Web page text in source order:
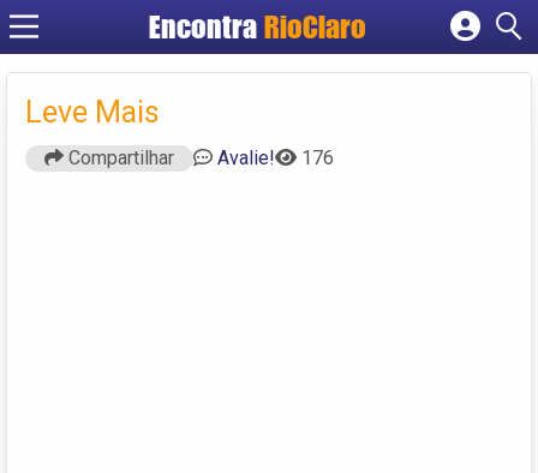
Encontra RioClaro
Cadastrar empresa
Leve Mais
Compartilhar Avalie! 176